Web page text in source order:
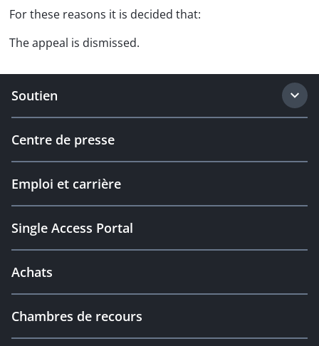
For these reasons it is decided that:
The appeal is dismissed.
Soutien
Centre de presse
Emploi et carrière
Single Access Portal
Achats
Chambres de recours